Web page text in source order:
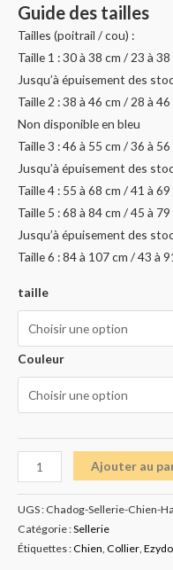
Guide des tailles
Tailles (poitrail / cou) :
Taille 1 : 30 à 38 cm / 23 à 38
Jusqu’à épuisement des
Taille 2 : 38 à 46 cm / 28 à 46
Non disponible en bleu
Taille 3 : 46 à 55 cm / 36 à 56
Jusqu’à épuisement des
Taille 4 : 55 à 68 cm / 41 à 69
Taille 5 : 68 à 84 cm / 45 à 79
Jusqu’à épuisement des
Taille 6 : 84 à 107 cm / 43 à
taille
Couleur
Ajouter au
UGS : Chadog-Sellerie-Chien-
Catégorie :Sellerie
Étiquettes :Chien, Collier,